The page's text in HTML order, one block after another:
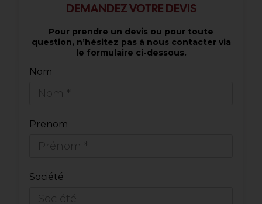
DEMANDEZ VOTRE DEVIS
Pour prendre un devis ou pour toute
question, n’hésitez pas à nous contacter via
le formulaire ci-dessous.
Nom
Prenom
Société